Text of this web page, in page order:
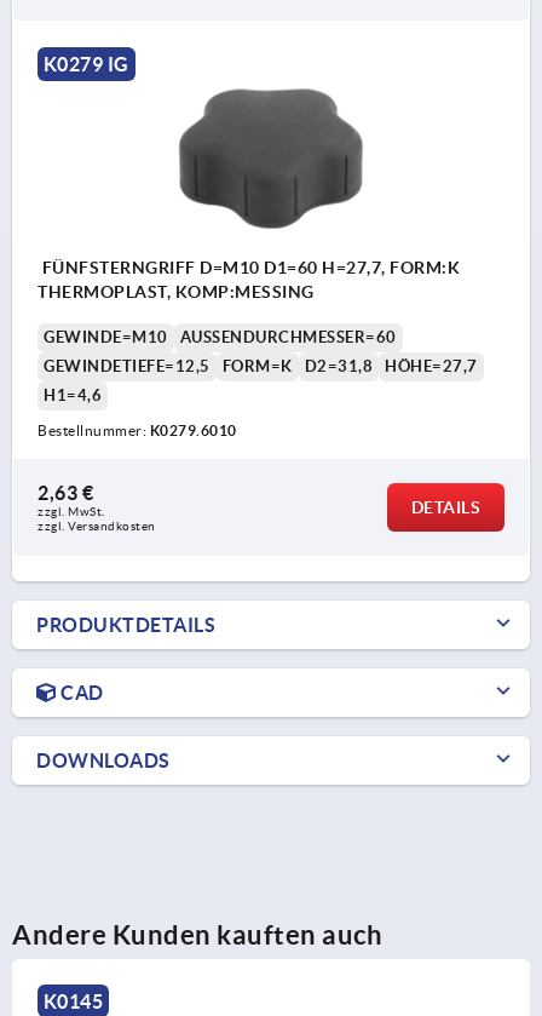
K0279 IG
FÜNFSTERNGRIFF D=M10 D1=60 H=27,7, FORM:K
THERMOPLAST, KOMP:MESSING
GEWINDE=M10
AUSSENDURCHMESSER=60
GEWINDETIEFE=12,5
FORM=K D2=31,8
HÖHE=27,7
H1=4,6
Bestellnummer: K0279.6010
2,63 €
zzgl. MwSt.
zzgl. Versandkosten
DETAILS
PRODUKTDETAILS
CAD
DOWNLOADS
Andere Kunden kauften auch
K0145